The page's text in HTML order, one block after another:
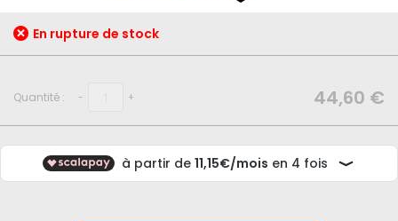
de
la
En rupture de stock
Quantité : - + 44,60 €